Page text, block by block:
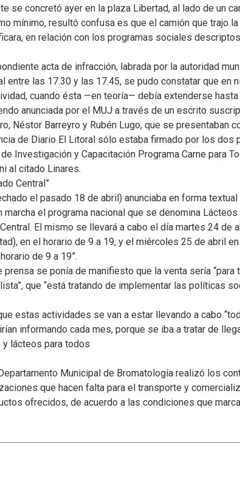
se concretó ayer en la plaza Libertad, al lado de un
mínimo, resultó confusa es que el camión que trajo
en relación con los programas sociales
acta de infracción, labrada por la autoridad
entre las 17.30 y las 17.45, se pudo constatar que
cuando ésta —en teoría— debía extenderse hasta
anunciada por el MUJ a través de un escrito
Néstor Barreyro y Rubén Lugo, que se presentaban
de Diario El Litoral sólo estaba firmado por los dos
Investigación y Capacitación Programa Carne para
al citado Linares.
Central”
el pasado 18 de abril) anunciaba en forma
el programa nacional que se denomina
El mismo se llevará a cabo el día martes 24 de
en el horario de 9 a 19, y el miércoles 25 de abril
de 9 a 19”.
se ponía de manifiesto que la venta sería “para
que “está tratando de implementar las políticas
estas actividades se van a estar llevando a cabo
informando cada mes, porque se iba a tratar de
lácteos para todos
Municipal de Bromatología realizó los
que hacen falta para el transporte y
ofrecidos, de acuerdo a las condiciones que